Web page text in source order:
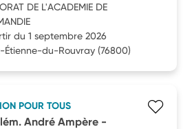
DE L'ACADEMIE DE
du 1 septembre 2026
Étienne-du-Rouvray (76800)
POUR TOUS
André Ampère -